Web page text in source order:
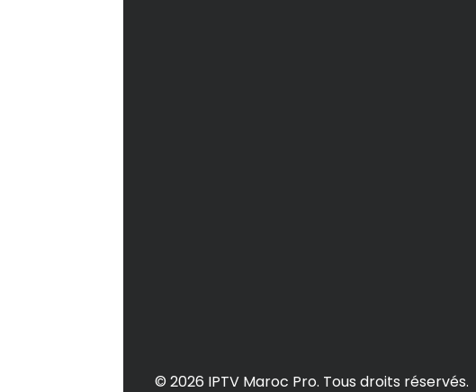
© 2026 IPTV Maroc Pro. Tous droits réservés.